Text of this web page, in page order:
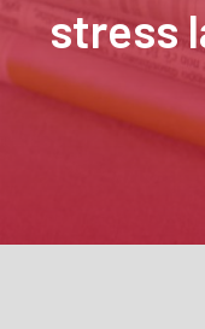
stress